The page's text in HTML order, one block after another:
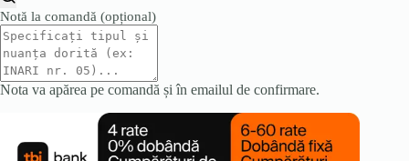
Notă la comandă (opțional)
Nota va apărea pe comandă și în emailul de confirmare.